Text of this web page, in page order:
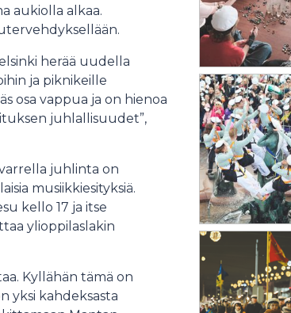
aukiolla alkaa.
herää uudella
ja piknikeille
osa vappua ja on hienoa
juhlallisuudet”,
juhlinta on
musiikkiesityksiä.
kello 17 ja itse
ylioppilaslakin
Kyllähän tämä on
yksi kahdeksasta